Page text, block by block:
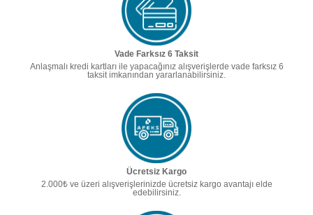
Vade Farksız 6 Taksit
Anlaşmalı kredi kartları ile yapacağınız alışverişlerde vade farksız 6
taksit imkanından yararlanabilirsiniz.
Ücretsiz Kargo
2.000₺ ve üzeri alışverişlerinizde ücretsiz kargo avantajı elde
edebilirsiniz.